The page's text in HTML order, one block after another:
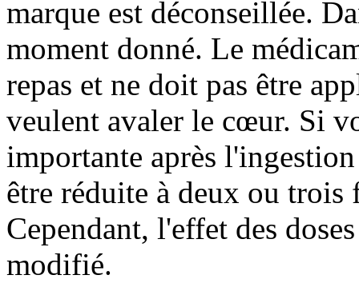
marque est déconseillée.
moment donné. Le
repas et ne doit pas être
veulent avaler le cœur. Si
importante après
être réduite à deux ou
Cependant, l'effet des
modifié.